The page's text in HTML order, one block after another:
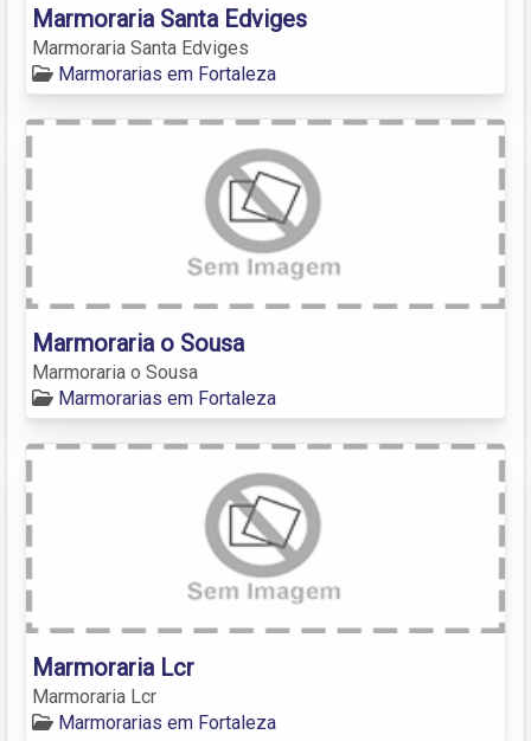
Marmoraria Santa Edviges
Marmoraria Santa Edviges
Marmorarias em Fortaleza
Marmoraria o Sousa
Marmoraria o Sousa
Marmorarias em Fortaleza
Marmoraria Lcr
Marmoraria Lcr
Marmorarias em Fortaleza